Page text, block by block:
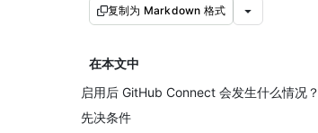
复制为 Markdown 格式
在本文中
启用后 GitHub Connect 会发生什么情况？
先决条件